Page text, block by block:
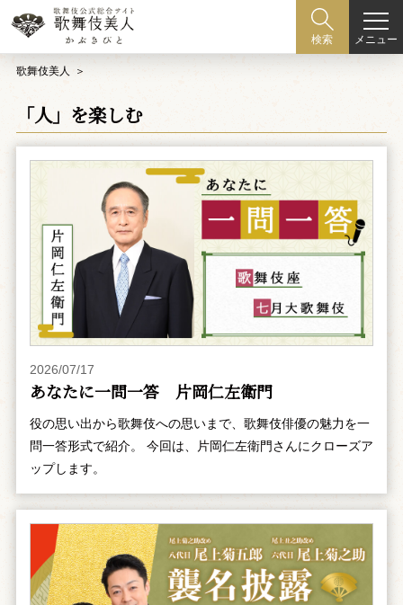
検索 メニュー
歌舞伎美人
「人」を楽しむ
2026/07/17
あなたに一問一答 片岡仁左衛門
役の思い出から歌舞伎への思いまで、歌舞伎俳優の魅力を一
問一答形式で紹介。 今回は、片岡仁左衛門さんにクローズア
ップします。